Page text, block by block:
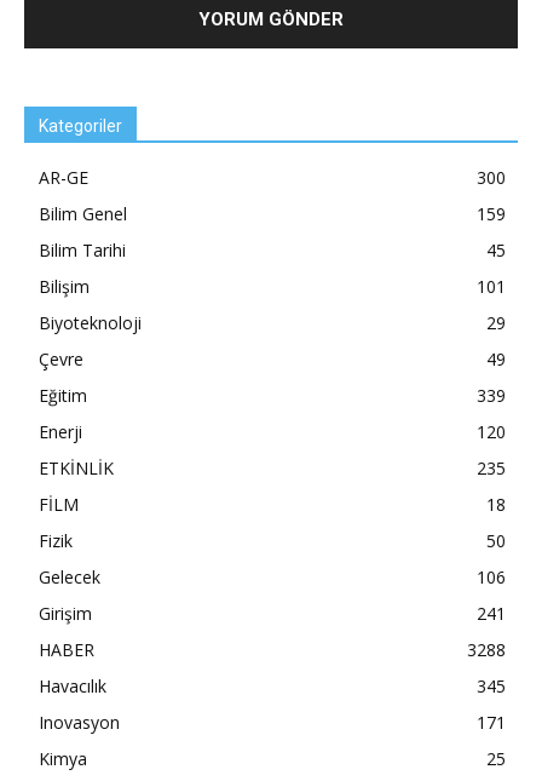
Kategoriler
AR-GE
300
Bilim Genel
159
Bilim Tarihi
45
Bilişim
101
Biyoteknoloji
29
Çevre
49
Eğitim
339
Enerji
120
ETKİNLİK
235
FİLM
18
Fizik
50
Gelecek
106
Girişim
241
HABER
3288
Havacılık
345
Inovasyon
171
Kimya
25